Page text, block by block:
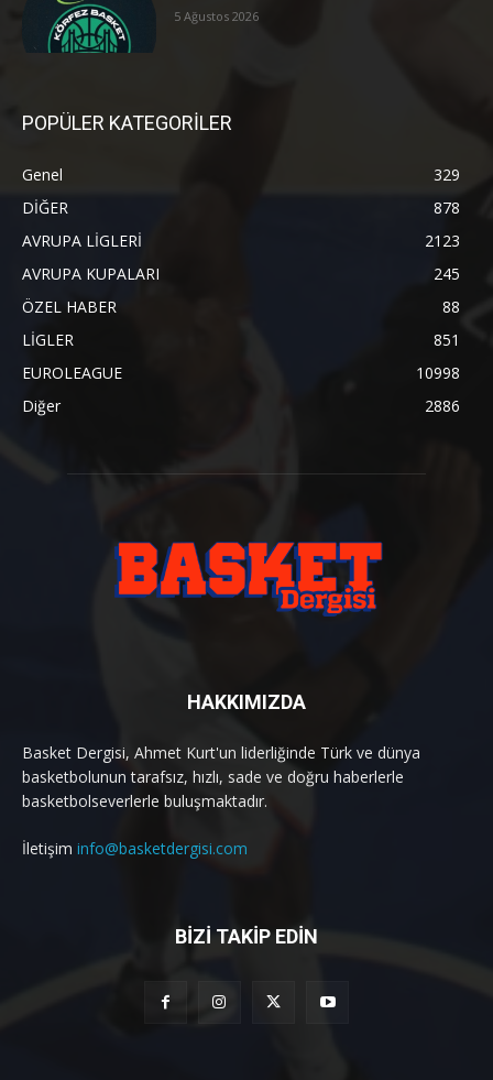
5 Ağustos 2026
POPÜLER KATEGORİLER
Genel
329
DİĞER
878
AVRUPA LİGLERİ
2123
AVRUPA KUPALARI
245
ÖZEL HABER
88
LİGLER
851
EUROLEAGUE
10998
Diğer
2886
HAKKIMIZDA
Basket Dergisi, Ahmet Kurt'un liderliğinde Türk ve dünya
basketbolunun tarafsız, hızlı, sade ve doğru haberlerle
basketbolseverlerle buluşmaktadır.
İletişim info@basketdergisi.com
BİZİ TAKİP EDİN